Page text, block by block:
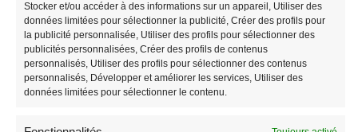
Stocker et/ou accéder à des informations sur un appareil, Utiliser des
données limitées pour sélectionner la publicité, Créer des profils pour
la publicité personnalisée, Utiliser des profils pour sélectionner des
publicités personnalisées, Créer des profils de contenus
personnalisés, Utiliser des profils pour sélectionner des contenus
personnalisés, Développer et améliorer les services, Utiliser des
données limitées pour sélectionner le contenu.